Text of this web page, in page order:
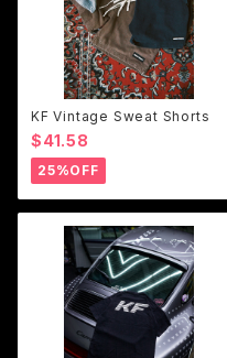
KF Vintage Sweat Shorts
$41.58
25%OFF